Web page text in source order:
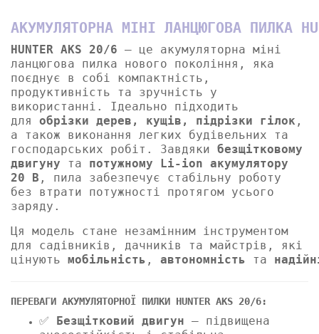
АКУМУЛЯТОРНА МІНІ ЛАНЦЮГОВА ПИЛКА
HUNTER AKS 20/6 – це акумуляторна міні
ланцюгова пилка нового покоління, яка
поєднує в собі компактність,
продуктивність та зручність у
використанні. Ідеально підходить
для обрізки дерев, кущів, підрізки гілок ,
а також виконання легких будівельних та
господарських робіт. Завдяки безщітковому
двигуну та потужному Li-ion акумулятору
20 В , пила забезпечує стабільну роботу
без втрати потужності протягом усього
заряду.
Ця модель стане незамінним інструментом
для садівників, дачників та майстрів, які
цінують мобільність , автономність та
ПЕРЕВАГИ АКУМУЛЯТОРНОЇ ПИЛКИ HUNTER AKS 20/6:
✅ Безщітковий двигун – підвищена